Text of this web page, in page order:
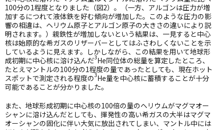
100分の1程度となりました（図2）。（一方、アルゴンは圧力が増
加するにつれて液体鉄を好む傾向が増加した。このような圧力の影
響の相違は、ヘリウム原子とアルゴン原子の大きさの違いにより説
明されます。）親鉄性が増加しないという結果は、一見すると中心
核は始原的な希ガスのリザーバーとしてはふさわしくないことを示
しているように見えます。しかしながら、この結果を用いて地球形
成初期に中心核に溶け込んだ3He同位体の総量を算定したところ、
たとえマントルの100分の1程度の量であったとしても、現在ホット
スポットで測定される程度の3He量を中心核に蓄積することが十分
可能であることが分かりました。
また、地球形成初期に中心核の100倍の量のヘリウムがマグマオー
シャンに溶け込んだとしても、揮発性の高い希ガスの大半はマグマ
オーシャンの固化に伴い大気に放出されてしまい、マントル中には